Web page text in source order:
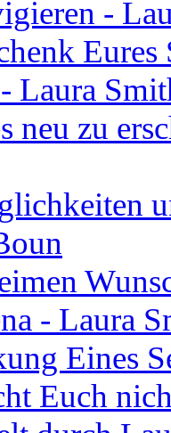
-
Laura
neu zu
- Laura
Eines
Euch